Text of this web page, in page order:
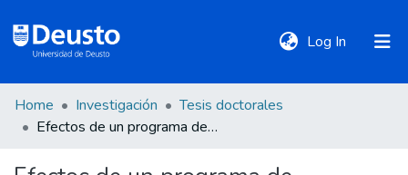
Log In (current)
DeustoTeka
Home Investigación
Tesis doctorales
Efectos de un programa de musicoterapia en cuidadores informales de personas mayores para la mejora de la calidad de vida